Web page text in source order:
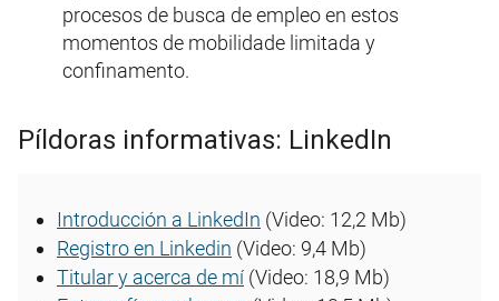
procesos de busca de empleo en estos
momentos de mobilidade limitada y
confinamento.
Píldoras informativas: LinkedIn
Introducción a LinkedIn (Video: 12,2 Mb)
Registro en Linkedin (Video: 9,4 Mb)
Titular y acerca de mí (Video: 18,9 Mb)